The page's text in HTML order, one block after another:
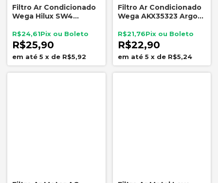
Filtro Ar Condicionado
Wega Hilux SW4
R$25,90
R$24,61
5 x de R$5,92
Filtro Ar Condicionado
Wega AKX35323 Argo
Strada
R$22,90
R$21,76
5 x de R$5,24